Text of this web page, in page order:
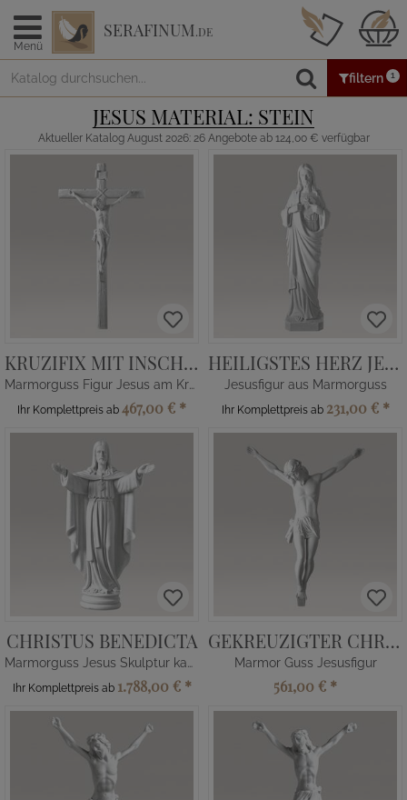
Menü
SERAFINUM.DE
filtern 1
JESUS MATERIAL: STEIN
Aktueller Katalog August 2026: 26 Angebote ab 124,00 € verfügbar
KRUZIFIX MIT INSCHRIFT
Marmorguss Figur Jesus am Kreuz
Ihr Komplettpreis ab 467,00 € *
HEILIGSTES HERZ JESU
Jesusfigur aus Marmorguss
Ihr Komplettpreis ab 231,00 € *
CHRISTUS BENEDICTA
Marmorguss Jesus Skulptur kaufen
Ihr Komplettpreis ab 1.788,00 € *
GEKREUZIGTER CHRISTUS
Marmor Guss Jesusfigur
561,00 € *